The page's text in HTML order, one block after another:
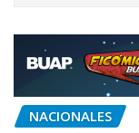
NACIONALES